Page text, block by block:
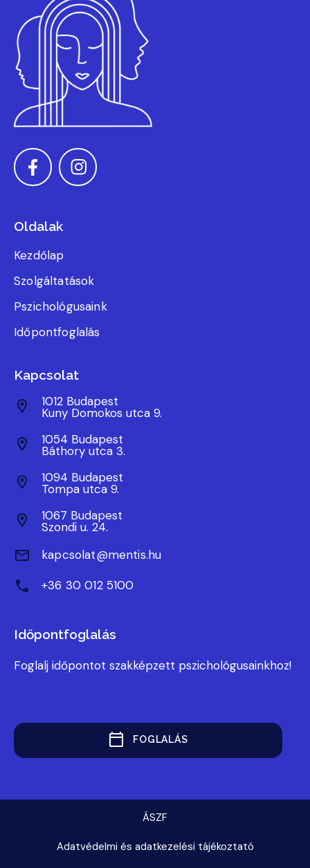
Oldalak
Kezdőlap
Szolgáltatások
Pszichológusaink
Időpontfoglalás
Kapcsolat
1012 Budapest
Kuny Domokos utca 9.
1054 Budapest
Báthory utca 3.
1094 Budapest
Tompa utca 9.
1067 Budapest
Szondi u. 24.
kapcsolat@mentis.hu
+36 30 012 5100
Időpontfoglalás
Foglalj időpontot szakképzett pszichológusainkhoz!
FOGLALÁS
ÁSZF
Adatvédelmi és adatkezelési tájékoztató